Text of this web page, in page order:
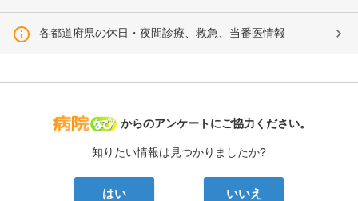
各都道府県の休日・夜間診療、救急、当番医情報
病院なび
からのアンケートにご協力ください。
知りたい情報は見つかりましたか?
はい いいえ